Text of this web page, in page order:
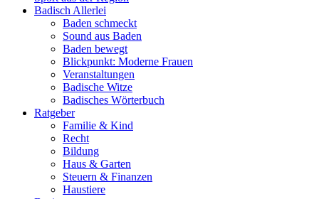
Badisch Allerlei
Baden schmeckt
Sound aus Baden
Baden bewegt
Blickpunkt: Moderne Frauen
Veranstaltungen
Badische Witze
Badisches Wörterbuch
Ratgeber
Familie & Kind
Recht
Bildung
Haus & Garten
Steuern & Finanzen
Haustiere